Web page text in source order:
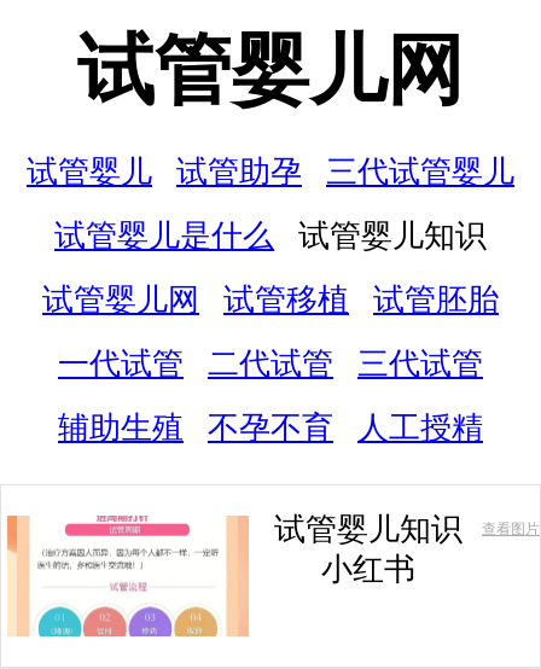
试管婴儿网
试管婴儿 试管助孕
三代试管婴儿
试管婴儿是什么
试管婴儿知识
试管婴儿网
试管移植
试管胚胎
一代试管
二代试管
三代试管
辅助生殖
不孕不育 人工授精
试管婴儿知识
小红书
查看图片